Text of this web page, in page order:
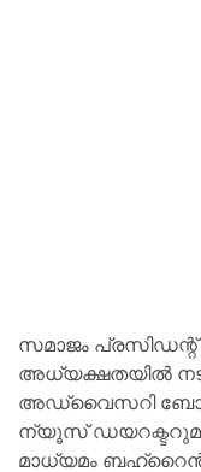
സമാജം
അധ്യക്ഷതയിൽ
അഡ്വൈസറി
ന്യൂസ്
മാധ്യമം